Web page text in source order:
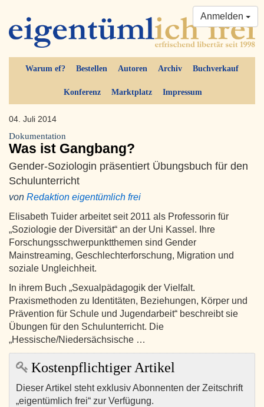
Warum ef? Bestellen Autoren Archiv Buchverkauf
Konferenz Marktplatz Impressum
Anmelden
04. Juli 2014
Dokumentation
Was ist Gangbang?
Gender-Soziologin präsentiert Übungsbuch für den
Schulunterricht
von Redaktion eigentümlich frei
Elisabeth Tuider arbeitet seit 2011 als Professorin für
„Soziologie der Diversität“ an der Uni Kassel. Ihre
Forschungsschwerpunktthemen sind Gender
Mainstreaming, Geschlechterforschung, Migration und
soziale Ungleichheit.
In ihrem Buch „Sexualpädagogik der Vielfalt.
Praxismethoden zu Identitäten, Beziehungen, Körper und
Prävention für Schule und Jugendarbeit“ beschreibt sie
Übungen für den Schulunterricht. Die
„Hessische/Niedersächsische …
Kostenpflichtiger Artikel
Dieser Artikel steht exklusiv Abonnenten der Zeitschrift
„eigentümlich frei“ zur Verfügung.